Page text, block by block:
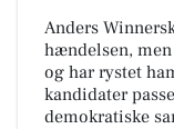
Anders
hændelsen,
og har rystet
kandidater
demokratiske